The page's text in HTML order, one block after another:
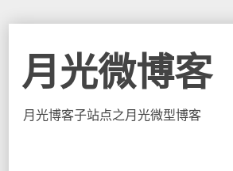
月光微博客
月光博客子站点之月光微型博客